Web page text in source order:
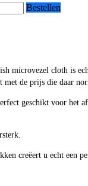
Bestellen
microvezel cloth is
met de prijs die daar
geschikt voor het
creëert u echt een